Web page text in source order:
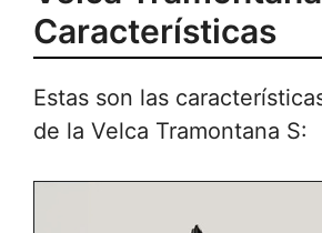
Características
Estas son las
de la Velca Tramontana S: